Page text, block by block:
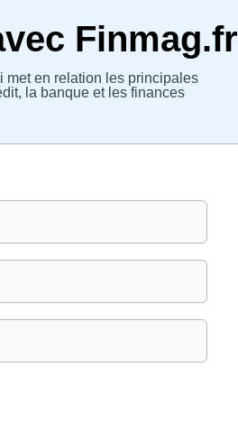
Finmag.fr
met en relation les principales
la banque et les finances